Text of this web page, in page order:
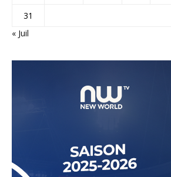
31
« Juil